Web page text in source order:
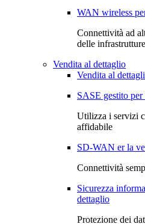
WAN wireless
Connettività ad
delle
Vendita al dettaglio
Vendita al
SASE gestito
Utilizza i servizi
affidabile
SD-WAN er la
Connettività
Sicurezza
dettaglio
Protezione dei